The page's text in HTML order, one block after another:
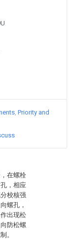
在螺栓
，相应
校核强
螺孔，
出现松
防松螺
。
Priority and